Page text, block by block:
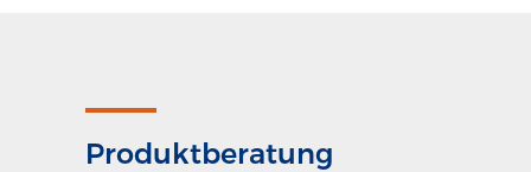
Produktberatung